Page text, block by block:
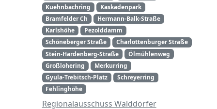
Kuehnbachring
Kaskadenpark
Bramfelder Ch
Hermann-Balk-Straße
Karlshöhe
Pezolddamm
Schöneberger Straße
Charlottenburger Straße
Stein-Hardenberg-Straße
Ölmühlenweg
Großlohering
Merkurring
Gyula-Trebitsch-Platz
Schreyerring
Fehlinghöhe
Regionalausschuss Walddörfer